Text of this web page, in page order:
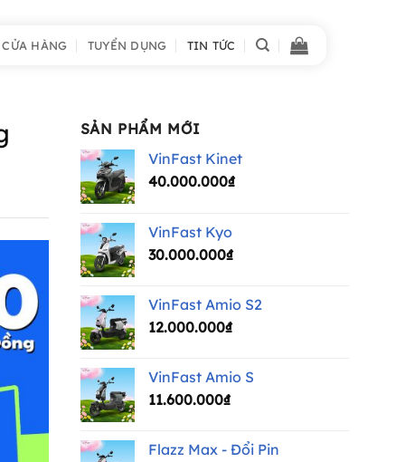
HÀNG TUYỂN DỤNG TIN TỨC
SẢN PHẨM MỚI
VinFast Kinet
40.000.000₫
VinFast Kyo
30.000.000₫
VinFast Amio S2
12.000.000₫
VinFast Amio S
11.600.000₫
Flazz Max - Đổi Pin